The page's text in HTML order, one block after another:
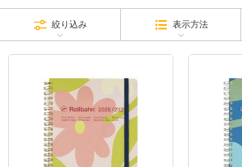
絞り込み 表示方法